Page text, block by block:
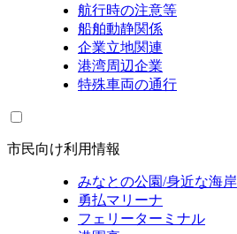
航行時の注意等
船舶動静関係
企業立地関連
港湾周辺企業
特殊車両の通行
市民向け利用情報
みなとの公園/身近な海岸
勇払マリーナ
フェリーターミナル